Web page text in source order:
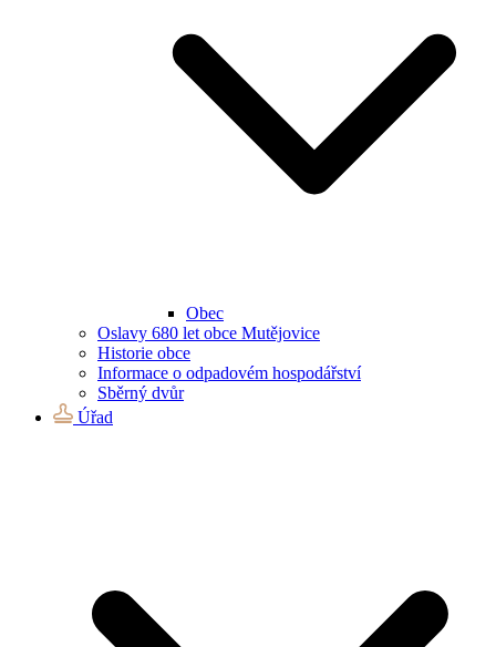
Obec
Oslavy 680 let obce Mutějovice
Historie obce
Informace o odpadovém hospodářství
Sběrný dvůr
Úřad